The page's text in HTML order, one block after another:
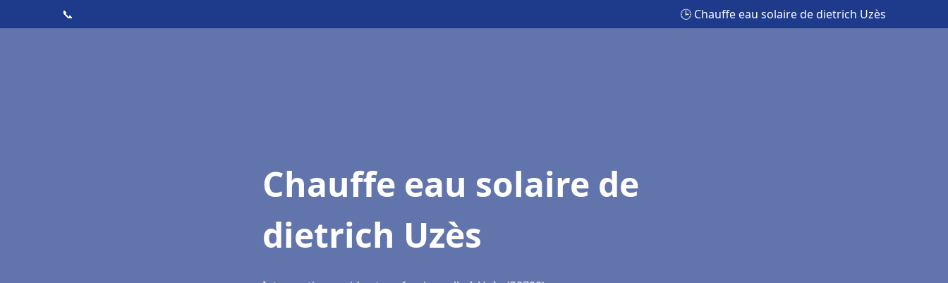
📞 🕒 Chauffe eau solaire de dietrich Uzès
Chauffe eau solaire de
dietrich Uzès